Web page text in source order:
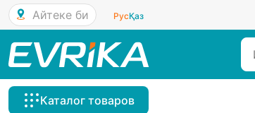
Айтеке би РусҚаз
Каталог товаров